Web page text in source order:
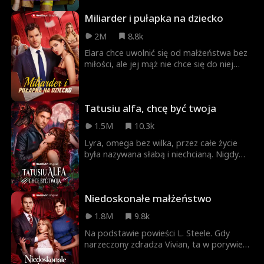
wobec niej, a napięcie między nimi
narasta, prowadząc do ostatecznej
Miliarder i pułapka na dziecko
2M
8.8k
Elara chce uwolnić się od małżeństwa bez
miłości, ale jej mąż nie chce się do niej
jej męża. Czy Elara odkryje, kim naprawdę
jest Cole i zrozumie, że to właśnie jego
szukała?
Tatusiu alfa, chcę być twoja
1.5M
10.3k
Lyra, omega bez wilka, przez całe życie
była nazywana słabą i niechcianą. Nigdy
dawna skrycie się podkochuje — odkryje,
że jest on także ojcem jej najlepszej
przyjaciółki! Przebywając z nim pod
jednym dachem, nie potrafi już dłużej
tłumić swoich pragnień. Fantazjuje o
Niedoskonałe małżeństwo
1.8M
9.8k
Na podstawie powieści L. Steele. Gdy
narzeczony zdradza Vivian, ta w porywie